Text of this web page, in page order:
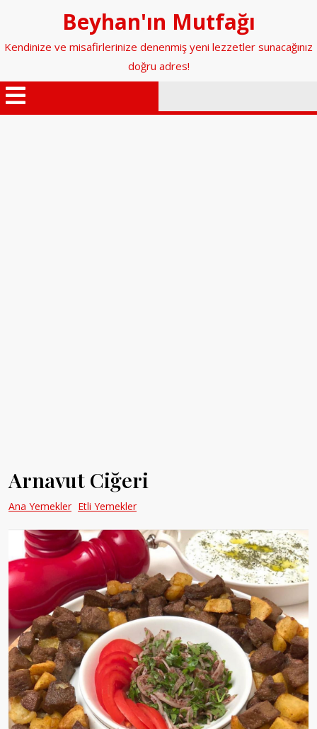
Beyhan'ın Mutfağı
Kendinize ve misafirlerinize denenmiş yeni lezzetler sunacağınız
doğru adres!
Menüyü
Arnavut Ciğeri
Ana Yemekler Etli Yemekler